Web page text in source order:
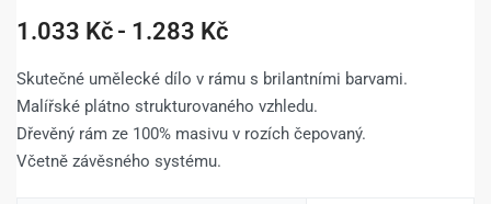
1.033 Kč 1.283 Kč
Skutečné umělecké dílo v rámu s brilantními barvami.
Malířské plátno strukturovaného vzhledu.
Dřevěný rám ze 100% masivu v rozích čepovaný.
Včetně závěsného systému.